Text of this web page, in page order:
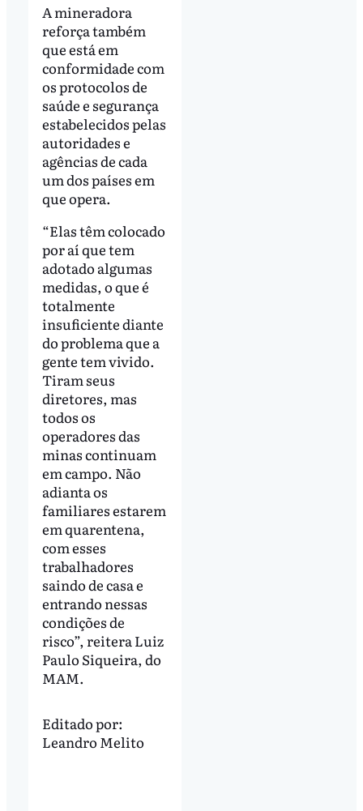
A mineradora
reforça também
que está em
conformidade com
os protocolos de
saúde e segurança
estabelecidos pelas
autoridades e
agências de cada
um dos países em
que opera.
“Elas têm colocado
por aí que tem
adotado algumas
medidas, o que é
totalmente
insuficiente diante
do problema que a
gente tem vivido.
Tiram seus
diretores, mas
todos os
operadores das
minas continuam
em campo. Não
adianta os
familiares estarem
em quarentena,
com esses
trabalhadores
saindo de casa e
entrando nessas
condições de
risco”, reitera Luiz
Paulo Siqueira, do
MAM.
Editado por:
Leandro Melito